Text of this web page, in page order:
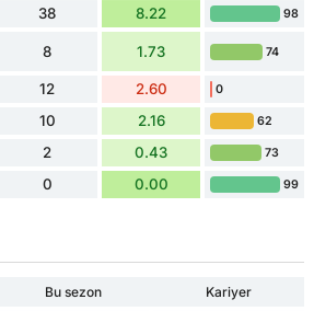
38 8.22 98
8 1.73 74
12 2.60 0
10 2.16 62
2 0.43 73
0 0.00 99
Bu sezon
Kariyer